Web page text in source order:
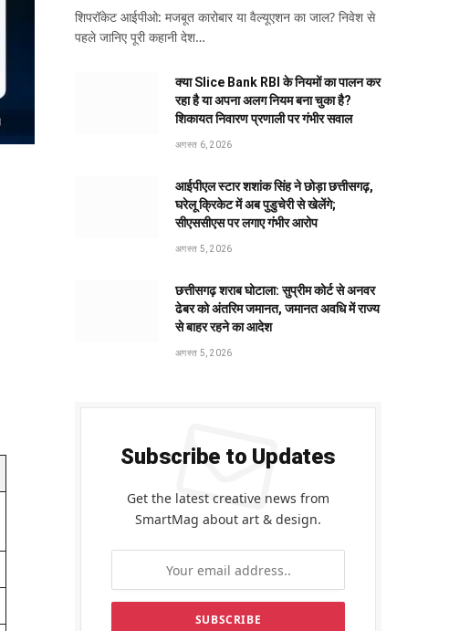
शिपरॉकेट आईपीओ: मजबूत कारोबार या वैल्यूएशन का जाल? निवेश से
पहले जानिए पूरी कहानी देश…
क्या Slice Bank RBI के नियमों का पालन कर
रहा है या अपना अलग नियम बना चुका है?
शिकायत निवारण प्रणाली पर गंभीर सवाल
अगस्त 6, 2026
आईपीएल स्टार शशांक सिंह ने छोड़ा छत्तीसगढ़,
घरेलू क्रिकेट में अब पुडुचेरी से खेलेंगे;
सीएससीएस पर लगाए गंभीर आरोप
अगस्त 5, 2026
छत्तीसगढ़ शराब घोटाला: सुप्रीम कोर्ट से अनवर
ढेबर को अंतरिम जमानत, जमानत अवधि में राज्य
से बाहर रहने का आदेश
अगस्त 5, 2026
Subscribe to Updates
Get the latest creative news from
SmartMag about art & design.